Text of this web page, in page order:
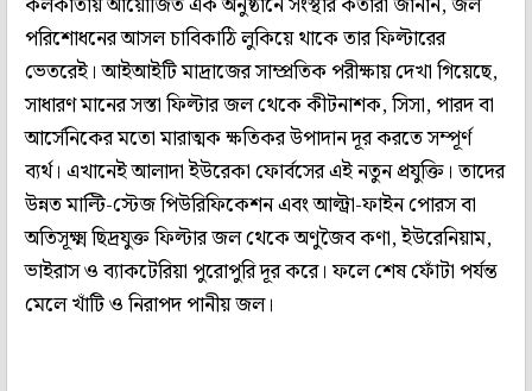
পরিশোধনের আসল চাবিকাঠি লুকিয়ে থাকে তার ফিল্টারের
ভেতরেই। আইআইটি মাদ্রাজের সাম্প্রতিক পরীক্ষায় দেখা গিয়েছে,
সাধারণ মানের সস্তা ফিল্টার জল থেকে কীটনাশক, সিসা, পারদ বা
আর্সেনিকের মতো মারাত্মক ক্ষতিকর উপাদান দূর করতে সম্পূর্ণ
ব্যর্থ। এখানেই আলাদা ইউরেকা ফোর্বসের এই নতুন প্রযুক্তি। তাদের
উন্নত মাল্টি-স্টেজ পিউরিফিকেশন এবং আল্ট্রা-ফাইন পোরস বা
অতিসূক্ষ্ম ছিদ্রযুক্ত ফিল্টার জল থেকে অণুজৈব কণা, ইউরেনিয়াম,
ভাইরাস ও ব্যাকটেরিয়া পুরোপুরি দূর করে। ফলে শেষ ফোঁটা পর্যন্ত
মেলে খাঁটি ও নিরাপদ পানীয় জল।